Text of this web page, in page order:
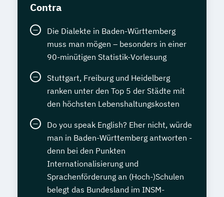
Contra
Die Dialekte in Baden-Württemberg
muss man mögen – besonders in einer
90-minütigen Statistik-Vorlesung
Stuttgart, Freiburg und Heidelberg
ranken unter den Top 5 der Städte mit
den höchsten Lebenshaltungskosten
Do you speak English? Eher nicht, würde
man in Baden-Württemberg antworten -
denn bei den Punkten
Internationalisierung und
Sprachenförderung an (Hoch-)Schulen
belegt das Bundesland im INSM-